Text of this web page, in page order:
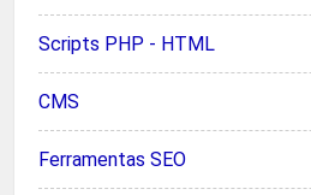
Scripts PHP - HTML
CMS
Ferramentas SEO